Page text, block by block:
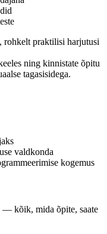
rohkelt praktilisi harjutusi
ning kinnistate õpitu
tagasisidega.
valdkonda
kogemus
— kõik, mida õpite, saate